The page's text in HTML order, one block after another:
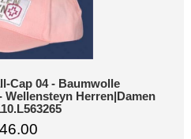
Cap 04 - Baumwolle
Wellensteyn Herren|Damen